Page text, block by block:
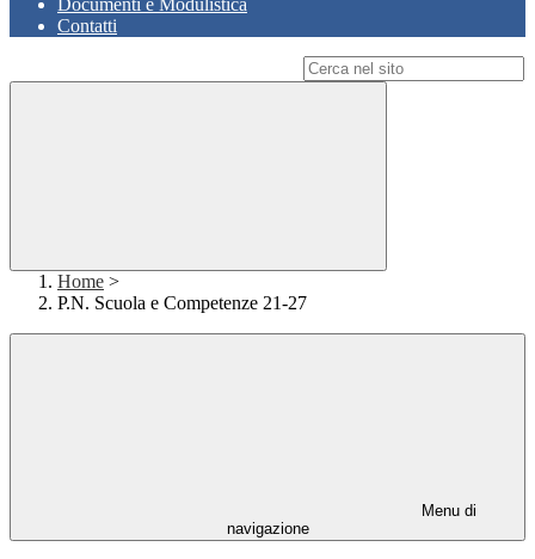
Documenti e Modulistica
Contatti
Home >
P.N. Scuola e Competenze 21-27
Menu di
navigazione